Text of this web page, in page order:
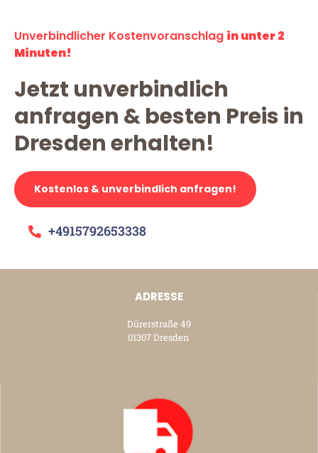
Unverbindlicher Kostenvoranschlag in unter 2
Minuten!
Jetzt unverbindlich
anfragen & besten Preis in
Dresden erhalten!
Kostenlos & unverbindlich anfragen!
+4915792653338
ADRESSE
Dürerstraße 49
01307 Dresden